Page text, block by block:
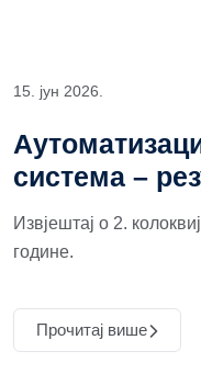
15. јун 2026.
система –
Извјештај о 2.
године.
Прочитај више